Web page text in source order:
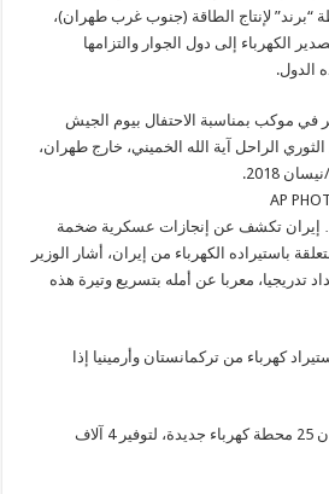
لإنتاج الطاقة (جنوب غرب طهران)،
الكهرباء إلى دول الجوار والتزامها
الدول.
إيران تكشف عن إنجازات عسكرية ضخمة
باستيراده الكهرباء من إيران، أشار الوزير
تدريجيا، معربا عن أمله بتسريع وتيرة هذه
كهرباء من تركمانستان وأرمينيا إذا
وأعلن الوزير عن تأسيس إيران 25 محطة كهرباء جديدة، لتوفير 4 آلاف